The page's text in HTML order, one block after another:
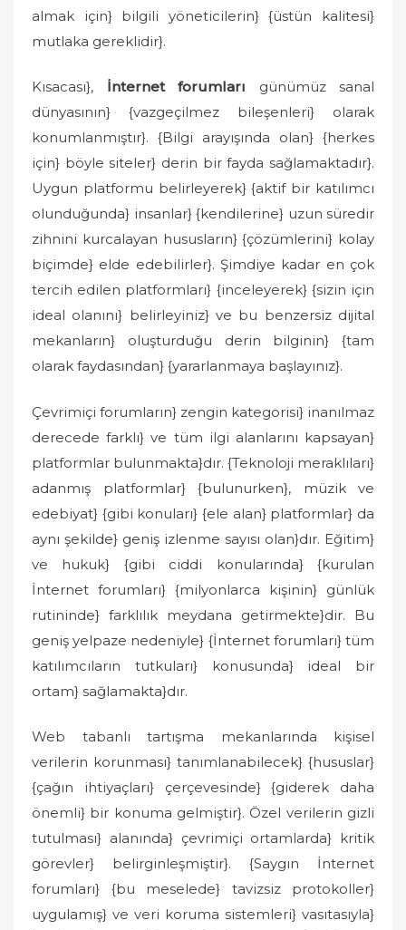
almak için} bilgili yöneticilerin} {üstün kalitesi}
mutlaka gereklidir}.
Kısacası}, İnternet forumları günümüz sanal
dünyasının} {vazgeçilmez bileşenleri} olarak
konumlanmıştır}. {Bilgi arayışında olan} {herkes
için} böyle siteler} derin bir fayda sağlamaktadır}.
Uygun platformu belirleyerek} {aktif bir katılımcı
olunduğunda} insanlar} {kendilerine} uzun süredir
zihnini kurcalayan hususların} {çözümlerini} kolay
biçimde} elde edebilirler}. Şimdiye kadar en çok
tercih edilen platformları} {inceleyerek} {sizin için
ideal olanını} belirleyiniz} ve bu benzersiz dijital
mekanların} oluşturduğu derin bilginin} {tam
olarak faydasından} {yararlanmaya başlayınız}.
Çevrimiçi forumların} zengin kategorisi} inanılmaz
derecede farklı} ve tüm ilgi alanlarını kapsayan}
platformlar bulunmakta}dır. {Teknoloji meraklıları}
adanmış platformlar} {bulunurken}, müzik ve
edebiyat} {gibi konuları} {ele alan} platformlar} da
aynı şekilde} geniş izlenme sayısı olan}dır. Eğitim}
ve hukuk} {gibi ciddi konularında} {kurulan
İnternet forumları} {milyonlarca kişinin} günlük
rutininde} farklılık meydana getirmekte}dir. Bu
geniş yelpaze nedeniyle} {İnternet forumları} tüm
katılımcıların tutkuları} konusunda} ideal bir
ortam} sağlamakta}dır.
Web tabanlı tartışma mekanlarında kişisel
verilerin korunması} tanımlanabilecek} {hususlar}
{çağın ihtiyaçları} çerçevesinde} {giderek daha
önemli} bir konuma gelmiştir}. Özel verilerin gizli
tutulması} alanında} çevrimiçi ortamlarda} kritik
görevler} belirginleşmiştir}. {Saygın İnternet
forumları} {bu meselede} tavizsiz protokoller}
uygulamış} ve veri koruma sistemleri} vasıtasıyla}